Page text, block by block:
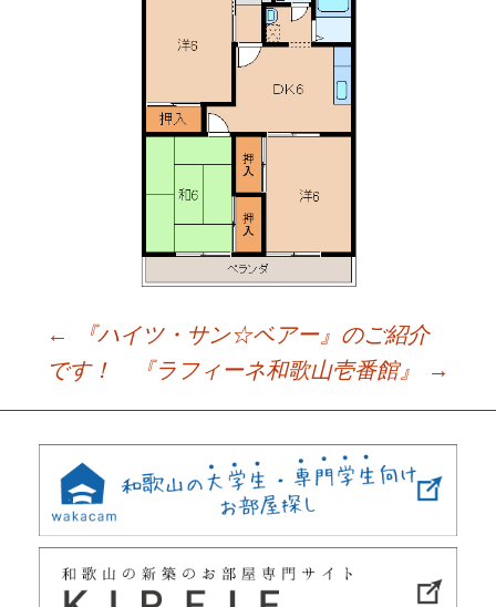
Post
navigation
←
『ハイツ・サン☆ベアー』のご紹介
です！
『ラフィーネ和歌山壱番館』 →